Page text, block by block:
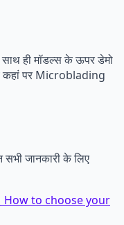
ही मॉडल्स के ऊपर डेमो
कहां पर Microblading
जानकारी के लिए
| How to choose your